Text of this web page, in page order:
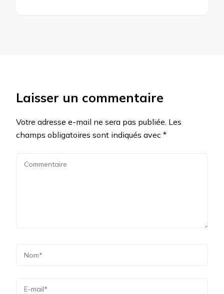
Laisser un commentaire
Votre adresse e-mail ne sera pas publiée. Les
champs obligatoires sont indiqués avec *